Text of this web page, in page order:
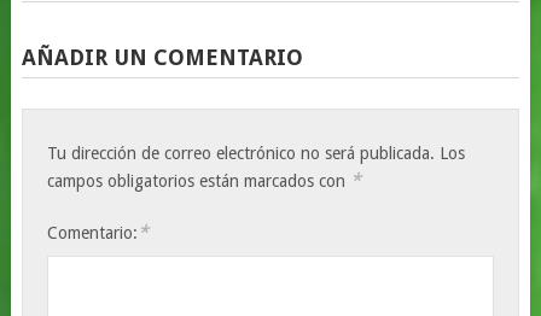
AÑADIR UN COMENTARIO
Tu dirección de correo electrónico no será publicada. Los
campos obligatorios están marcados con *
Comentario: *